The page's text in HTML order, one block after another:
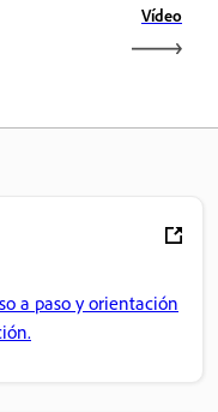
Vídeo
a paso y orientación